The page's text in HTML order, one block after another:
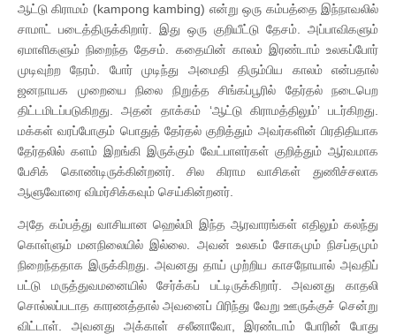
ஆட்டு கிராமம் (kampong kambing) என்று ஒரு கம்பத்தை இந்நாவலில்
சாமாட் படைத்திருக்கிறார். இது ஒரு குறியீட்டு தேசம். அப்பாவிகளும்
ஏமாளிகளும் நிறைந்த தேசம். கதையின் காலம் இரண்டாம் உலகப்போர்
முடிவுற்ற நேரம். போர் முடிந்து அமைதி திரும்பிய காலம் என்பதால்
ஜனநாயக முறையை நிலை நிறுத்த சிங்கப்பூரில் தேர்தல் நடைபெற
திட்டமிடப்படுகிறது. அதன் தாக்கம் ‘ஆட்டு கிராமத்திலும்’ படர்கிறது.
மக்கள் வரப்போகும் பொதுத் தேர்தல் குறித்தும் அவர்களின் பிரதிதியாக
தேர்தலில் களம் இறங்கி இருக்கும் வேட்பாளர்கள் குறித்தும் ஆர்வமாக
பேசிக் கொண்டிருக்கின்றனர். சில கிராம வாசிகள் துணிச்சலாக
ஆளுவோரை விமர்சிக்கவும் செய்கின்றனர்.
அதே கம்பத்து வாசியான ஹெல்மி இந்த ஆரவாரங்கள் எதிலும் கலந்து
கொள்ளும் மனநிலையில் இல்லை. அவன் உலகம் சோகமும் நிசப்தமும்
நிறைந்ததாக இருக்கிறது. அவனது தாய் முற்றிய காசநோயால் அவதிப்
பட்டு மருத்துவமனையில் சேர்க்கப் பட்டிருக்கிறார். அவனது காதலி
சொல்லப்படாத காரணத்தால் அவனைப் பிரிந்து வேறு ஊருக்குச் சென்று
விட்டாள். அவனது அக்காள் சலீனாவோ, இரண்டாம் போரின் போது